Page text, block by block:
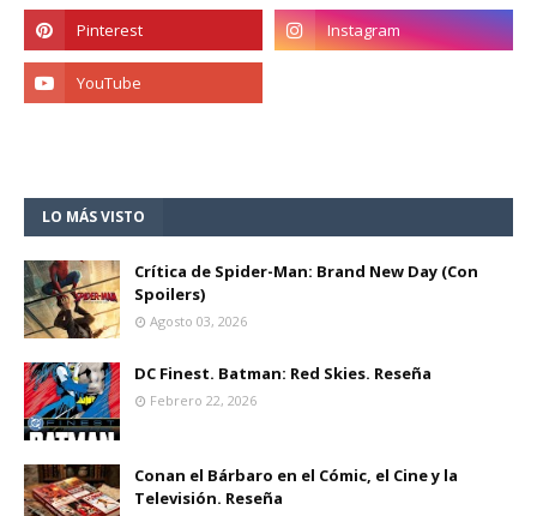
LO MÁS VISTO
Crítica de Spider-Man: Brand New Day (Con
Spoilers)
Agosto 03, 2026
DC Finest. Batman: Red Skies. Reseña
Febrero 22, 2026
Conan el Bárbaro en el Cómic, el Cine y la
Televisión. Reseña